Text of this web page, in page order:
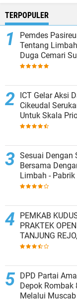
TERPOPULER
Pemdes
Tentang
Duga Cemari
Kesepakatan
ICT Gelar Aksi
Cikeudal Serukan Evaluasi APBD 9,49 M
Untuk Skala
Dasar
Sesuai Dengan
Bersama
Limbah -
Penampungan
PEMKAB KUDUS
PRAKTEK
TANJUNG
DPD Partai
Depok Rombak
Melalui